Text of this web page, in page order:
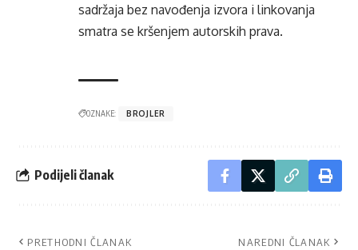
sadržaja bez navođenja izvora i linkovanja
smatra se kršenjem autorskih prava.
OZNAKE: BROJLER
Podijeli članak
PRETHODNI ČLANAK NAREDNI ČLANAK